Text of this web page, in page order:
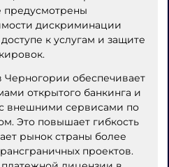
предусмотрены
дискриминации
к услугам и защите
обеспечивает
открытого банкинга и
внешними сервисами по
Это повышает гибкость
рынок страны более
проектов.